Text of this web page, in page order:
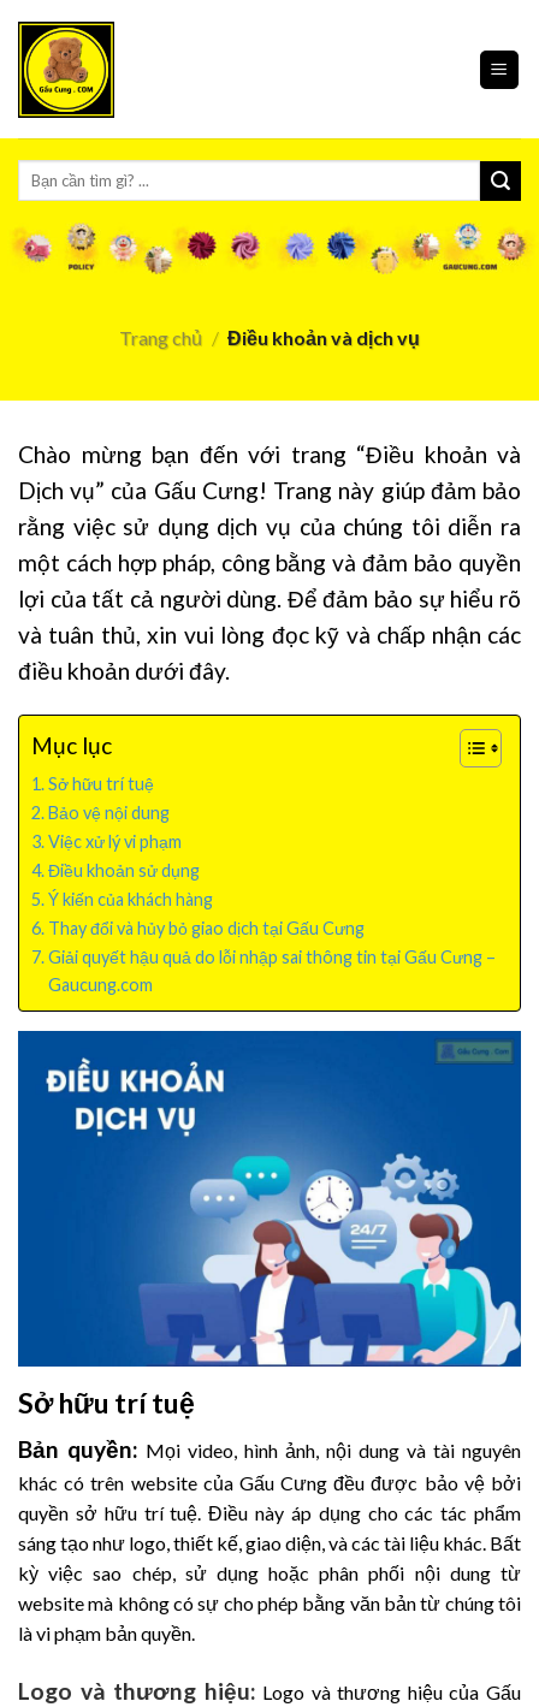
content
Tìm
kiếm:
Trang chủ / Điều khoản và dịch vụ
Chào mừng bạn đến với trang “Điều khoản và
Dịch vụ” của Gấu Cưng! Trang này giúp đảm bảo
rằng việc sử dụng dịch vụ của chúng tôi diễn ra
một cách hợp pháp, công bằng và đảm bảo quyền
lợi của tất cả người dùng. Để đảm bảo sự hiểu rõ
và tuân thủ, xin vui lòng đọc kỹ và chấp nhận các
điều khoản dưới đây.
Mục lục
Sở hữu trí tuệ
Bảo vệ nội dung
Việc xử lý vi phạm
Điều khoản sử dụng
Ý kiến của khách hàng
Thay đổi và hủy bỏ giao dịch tại Gấu Cưng
Giải quyết hậu quả do lỗi nhập sai thông tin tại Gấu Cưng –
Gaucung.com
Sở hữu trí tuệ
Bản quyền: Mọi video, hình ảnh, nội dung và tài nguyên
khác có trên website của Gấu Cưng đều được bảo vệ bởi
quyền sở hữu trí tuệ. Điều này áp dụng cho các tác phẩm
sáng tạo như logo, thiết kế, giao diện, và các tài liệu khác. Bất
kỳ việc sao chép, sử dụng hoặc phân phối nội dung từ
website mà không có sự cho phép bằng văn bản từ chúng tôi
là vi phạm bản quyền.
Logo và thương hiệu: Logo và thương hiệu của Gấu